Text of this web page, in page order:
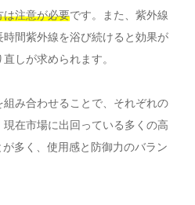
は注意が必要です。また、紫外線
間紫外線を浴び続けると効果が
しが求められます。
み合わせることで、それぞれの
在市場に出回っている多くの高
多く、使用感と防御力のバラン